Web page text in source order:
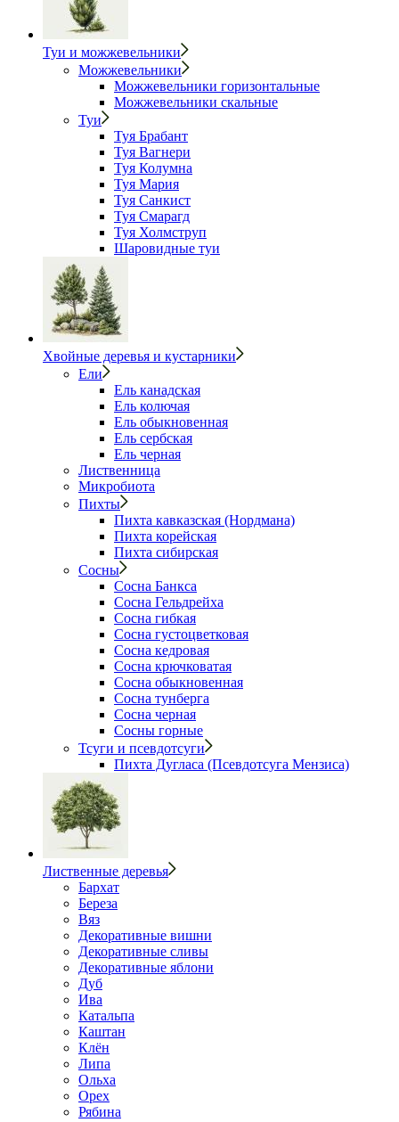
Туи и можжевельники
Можжевельники
Можжевельники горизонтальные
Можжевельники скальные
Туи
Туя Брабант
Туя Вагнери
Туя Колумна
Туя Мария
Туя Санкист
Туя Смарагд
Туя Холмструп
Шаровидные туи
Хвойные деревья и кустарники
Ели
Ель канадская
Ель колючая
Ель обыкновенная
Ель сербская
Ель черная
Лиственница
Микробиота
Пихты
Пихта кавказская (Нордмана)
Пихта корейская
Пихта сибирская
Сосны
Сосна Банкса
Сосна Гельдрейха
Сосна гибкая
Сосна густоцветковая
Сосна кедровая
Сосна крючковатая
Сосна обыкновенная
Сосна тунберга
Сосна черная
Сосны горные
Тсуги и псевдотсуги
Пихта Дугласа (Псевдотсуга Мензиса)
Лиственные деревья
Бархат
Береза
Вяз
Декоративные вишни
Декоративные сливы
Декоративные яблони
Дуб
Ива
Катальпа
Каштан
Клён
Липа
Ольха
Орех
Рябина